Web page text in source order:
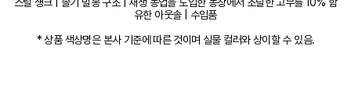
유한 아웃솔 | 수입품
* 상품 색상명은 본사 기준에 따른 것이며 실물 컬러와 상이할 수 있음.